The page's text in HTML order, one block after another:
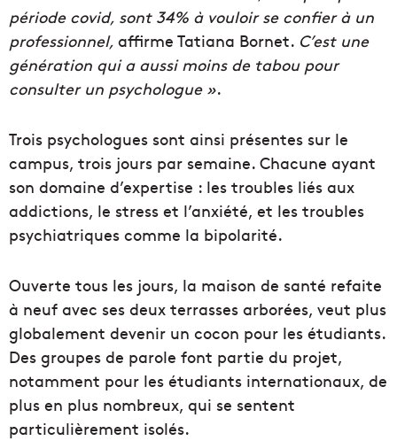
période covid, sont 34% à vouloir se confier à un
professionnel, affirme Tatiana Bornet. C’est une
génération qui a aussi moins de tabou pour
consulter un psychologue ».
Trois psychologues sont ainsi présentes sur le
campus, trois jours par semaine. Chacune ayant
son domaine d’expertise : les troubles liés aux
addictions, le stress et l’anxiété, et les troubles
psychiatriques comme la bipolarité.
Ouverte tous les jours, la maison de santé refaite
à neuf avec ses deux terrasses arborées, veut plus
globalement devenir un cocon pour les étudiants.
Des groupes de parole font partie du projet,
notamment pour les étudiants internationaux, de
plus en plus nombreux, qui se sentent
particulièrement isolés.